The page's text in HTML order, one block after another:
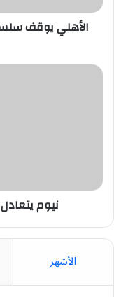
روشن
الأهلي يوقف
نيوم
نيوم
الأشهر